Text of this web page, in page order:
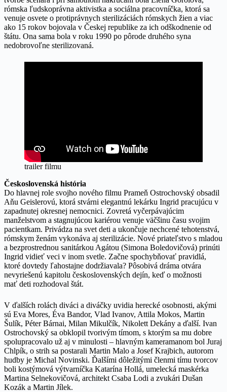
rómska ľudskoprávna aktivistka a sociálna pracovníčka, ktorá sa
venuje osvete o protiprávnych sterilizáciách rómskych žien a viac
ako 15 rokov bojovala v Českej republike za ich odškodnenie od
štátu. Ona sama bola v roku 1990 po pôrode druhého syna
nedobrovoľne sterilizovaná.
trailer filmu
Československá história
Do hlavnej role svojho nového filmu Prameň Ostrochovský obsadil
Aňu Geislerovú, ktorá stvárni elegantnú lekárku Ingrid pracujúcu v
zapadnutej okresnej nemocnici. Zovretá vyčerpávajúcim
manželstvom a stagnujúcou kariérou venuje väčšinu času svojim
pacientkam. Privádza na svet deti a ukončuje nechcené tehotenstvá,
rómskym ženám vykonáva aj sterilizácie. Nové priateľstvo s mladou
a bezprostrednou sanitárkou Agátou (Simona Boledovičová) prinúti
Ingrid vidieť veci v inom svetle. Začne spochybňovať pravidlá,
ktoré dovtedy ľahostajne dodržiavala? Pôsobivá dráma otvára
nevyriešenú kapitolu československých dejín, keď o možnosti
mať deti rozhodoval štát.
V ďalších rolách diváci a diváčky uvidia herecké osobnosti, akými
sú Eva Mores, Éva Bandor, Vlad Ivanov, Attila Mokos, Martin
Šulík, Péter Bárnai, Milan Mikulčík, Nikolett Dekány a ďalší. Ivan
Ostrochovský sa obklopil tvorivým tímom, s ktorým sa mu dobre
spolupracovalo už aj v minulosti – hlavným kameramanom bol Juraj
Chlpík, o strih sa postarali Martin Malo a Josef Krajbich, autorom
hudby je Michal Novinski. Ďalšími dôležitými členmi tímu tvorcov
boli kostýmová výtvarníčka Katarína Hollá, umelecká maskérka
Martina Selnekovičová, architekt Csaba Lodi a zvukári Dušan
Kozák a Martin Jílek.